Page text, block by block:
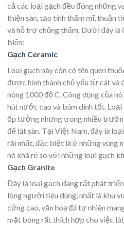
cả các loại gạch đều đóng những
thiện sàn, tạo tính thẩm mĩ, thuận
và hỗ trợ chống thấm. Dưới đây là
biến:
Gạch Ceramic
Loại gạch này còn có tên quen
được hình thành chủ yếu từ cát và
nóng 1000 độ C. Công dụng của
hút nước cao và bám dính tốt.
ốp tường nhưng trong nhiều
để lát sàn. Tại Việt Nam, đây là
rãi nhất, đặc biệt là ở những vùng
nó khá rẻ so với những loại gạch
Gạch Granite
Đây là loại gạch đang rất phát
lòng người tiêu dùng, nhất là khu
cứng cao, văn hoa đá tự nhiên
mặt bóng rất thích hợp cho việc lát